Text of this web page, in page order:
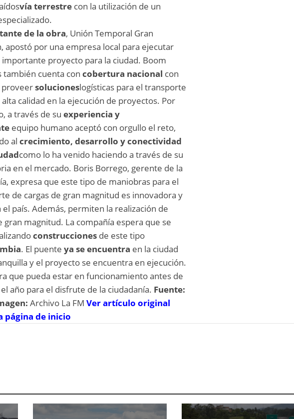
vía terrestre con la utilización de un
de la obra, Unión Temporal Gran
apostó por una empresa local para ejecutar
importante proyecto para la ciudad. Boom
también cuenta concobertura nacional con
proveersolucioneslogísticas para el transporte
alta calidad en la ejecución de proyectos. Por
a través de su experiencia y
equipo humano aceptó con orgullo el reto,
alcrecimiento, desarrollo y conectividad
como lo ha venido haciendo a través de su
en el mercado. Boris Borrego, gerente de la
expresa que este tipo de maniobras para el
de cargas de gran magnitud es innovadora y
el país. Además, permiten la realización de
gran magnitud. La compañía espera que se
construcciones de este tipo
. El puenteya se encuentra en la ciudad
y el proyecto se encuentra en ejecución.
que pueda estar en funcionamiento antes de
año para el disfrute de la ciudadanía. Fuente:
Archivo La FMVer artículo original
página de inicio